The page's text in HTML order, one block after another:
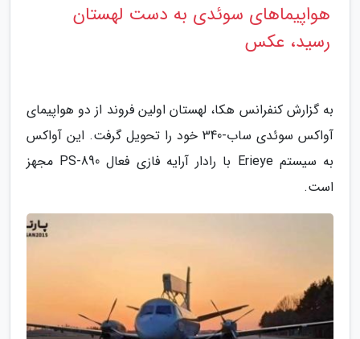
هواپیماهای سوئدی به دست لهستان
رسید، عکس
به گزارش کنفرانس هکا، لهستان اولین فروند از دو هواپیمای
آواکس سوئدی ساب-340 خود را تحویل گرفت. این آواکس
به سیستم Erieye با رادار آرایه فازی فعال PS-890 مجهز
است.